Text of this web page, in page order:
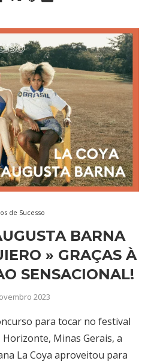
de Sucesso
BARNA
» GRAÇAS À
SENSACIONAL!
2023
para tocar no festival
Horizonte, Minas Gerais, a
La Coya aproveitou para